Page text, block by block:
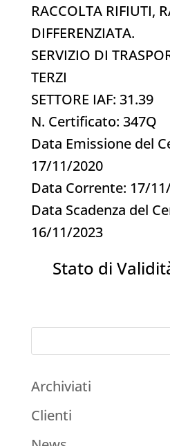
RACCOLTA RIFIUTI,
DIFFERENZIATA.
SERVIZIO DI
TERZI
SETTORE IAF: 31.39
N. Certificato: 347Q
Data Emissione del
17/11/2020
Data Corrente: 17/
Data Scadenza del
16/11/2023
Stato di
Archiviati
Clienti